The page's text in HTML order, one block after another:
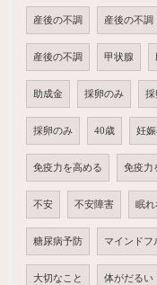
産後の不調 産後の不調
産後の不調 甲状腺
助成金 採卵のみ 採
採卵のみ 40歳 妊
免疫力を高める 免疫力
不安 不安障害 眠れ
糖尿病予防 マインドフ
大切なこと 体がだるい